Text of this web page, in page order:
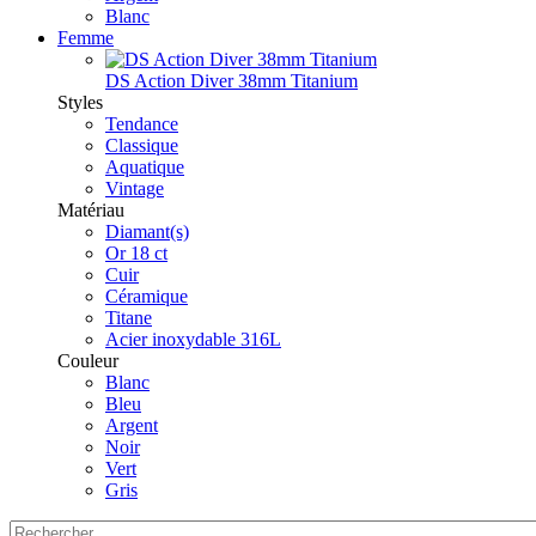
Blanc
Femme
DS Action Diver 38mm Titanium
Styles
Tendance
Classique
Aquatique
Vintage
Matériau
Diamant(s)
Or 18 ct
Cuir
Céramique
Titane
Acier inoxydable 316L
Couleur
Blanc
Bleu
Argent
Noir
Vert
Gris